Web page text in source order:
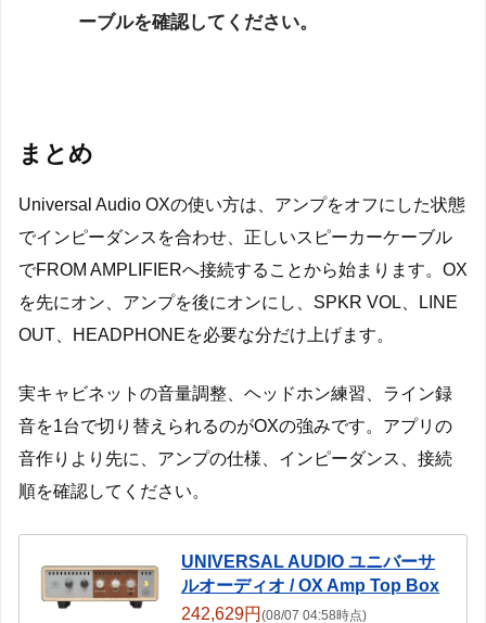
ーブルを確認してください。
まとめ
Universal Audio OXの使い方は、アンプをオフにした状態
でインピーダンスを合わせ、正しいスピーカーケーブル
でFROM AMPLIFIERへ接続することから始まります。OX
を先にオン、アンプを後にオンにし、SPKR VOL、LINE
OUT、HEADPHONEを必要な分だけ上げます。
実キャビネットの音量調整、ヘッドホン練習、ライン録
音を1台で切り替えられるのがOXの強みです。アプリの
音作りより先に、アンプの仕様、インピーダンス、接続
順を確認してください。
UNIVERSAL AUDIO ユニバーサ
ルオーディオ / OX Amp Top Box
242,629円 (08/07 04:58時点)